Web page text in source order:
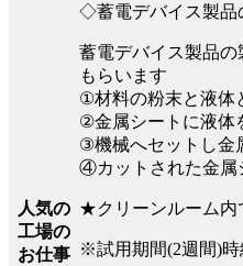
人気の
工場の
お仕事
◇蓄電デバイス製
蓄電デバイス製品
もらいます
①材料の粉末と液体
②金属シートに液体
③機械へセットし金
④カットされた金属
★クリーンルーム内
※試用期間(2週間)時